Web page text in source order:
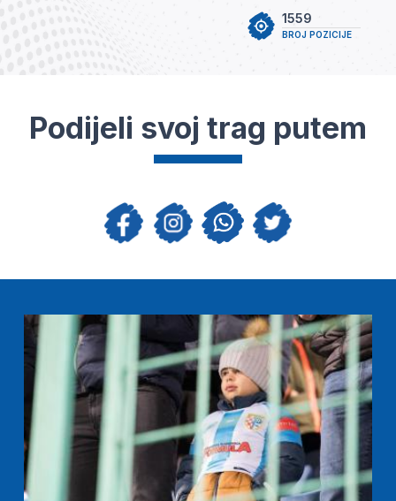
BROJ POZICIJE
1559
Podijeli svoj trag putem